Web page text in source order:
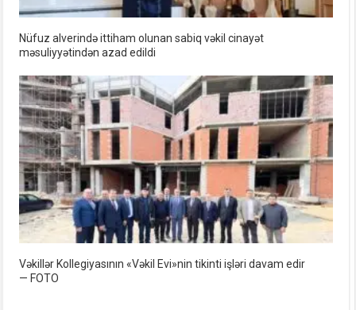
Nüfuz alverində ittiham olunan sabiq vəkil cinayət
məsuliyyətindən azad edildi
Vəkillər Kollegiyasının «Vəkil Evi»nin tikinti işləri davam edir
— FOTO